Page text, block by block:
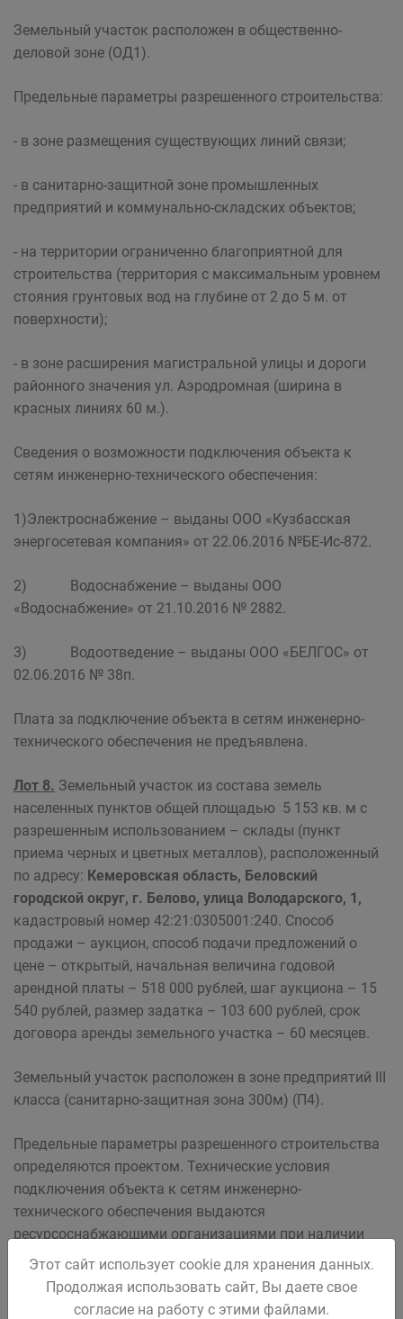
Земельный участок расположен в общественно-
деловой зоне (ОД1).
Предельные параметры разрешенного строительства:
- в зоне размещения существующих линий связи;
- в санитарно-защитной зоне промышленных
предприятий и коммунально-складских объектов;
- на территории ограниченно благоприятной для
строительства (территория с максимальным уровнем
стояния грунтовых вод на глубине от 2 до 5 м. от
поверхности);
- в зоне расширения магистральной улицы и дороги
районного значения ул. Аэродромная (ширина в
красных линиях 60 м.).
Сведения о возможности подключения объекта к
сетям инженерно-технического обеспечения:
1)Электроснабжение – выданы ООО «Кузбасская
энергосетевая компания» от 22.06.2016 №БЕ-Ис-872.
2) Водоснабжение – выданы ООО
«Водоснабжение» от 21.10.2016 № 2882.
3) Водоотведение – выданы ООО «БЕЛГОС» от
02.06.2016 № 38п.
Плата за подключение объекта в сетям инженерно-
технического обеспечения не предъявлена.
Лот 8. Земельный участок из состава земель
населенных пунктов общей площадью 5 153 кв. м с
разрешенным использованием – склады (пункт
приема черных и цветных металлов), расположенный
по адресу: Кемеровская область, Беловский
городской округ, г. Белово, улица Володарского, 1,
кадастровый номер 42:21:0305001:240. Способ
продажи – аукцион, способ подачи предложений о
цене – открытый, начальная величина годовой
арендной платы – 518 000 рублей, шаг аукциона – 15
540 рублей, размер задатка – 103 600 рублей, срок
договора аренды земельного участка – 60 месяцев.
Земельный участок расположен в зоне предприятий III
класса (санитарно-защитная зона 300м) (П4).
Предельные параметры разрешенного строительства
определяются проектом. Технические условия
подключения объекта к сетям инженерно-
технического обеспечения выдаются
ресурсоснабжающими организациями при наличии
договора аренды земельного участка.
Земельный участок из состава земель
Этот сайт использует cookie для хранения данных.
Продолжая использовать сайт, Вы даете свое
согласие на работу с этими файлами.